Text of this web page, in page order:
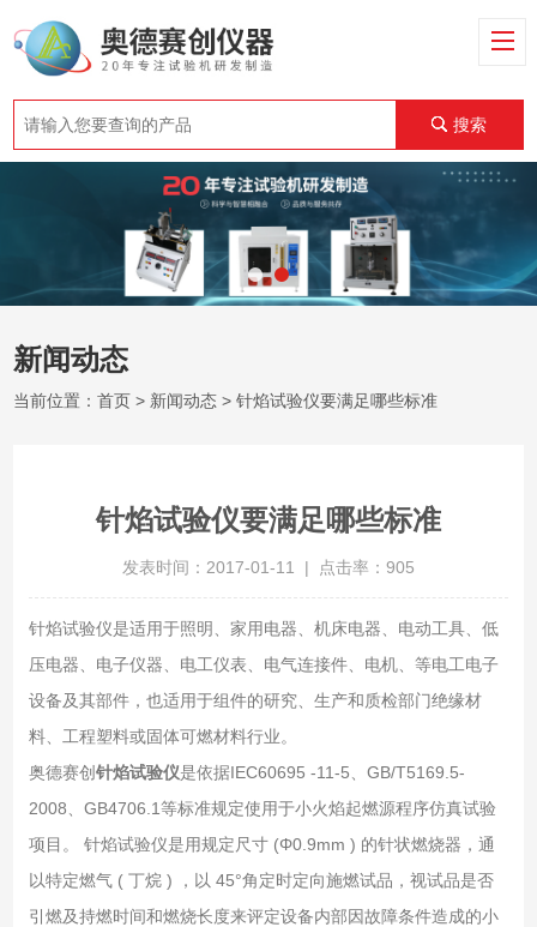
搜索
新闻动态
当前位置：首页 > 新闻动态 > 针焰试验仪要满足哪些标准
针焰试验仪要满足哪些标准
发表时间：2017-01-11 | 点击率：905
针焰试验仪是适用于照明、家用电器、机床电器、电动工具、低
压电器、电子仪器、电工仪表、电气连接件、电机、等电工电子
设备及其部件，也适用于组件的研究、生产和质检部门绝缘材
料、工程塑料或固体可燃材料行业。
奥德赛创针焰试验仪是依据IEC60695 -11-5、GB/T5169.5-
2008、GB4706.1等标准规定使用于小火焰起燃源程序仿真试验
项目。 针焰试验仪是用规定尺寸 (Φ0.9mm ) 的针状燃烧器，通
以特定燃气 ( 丁烷 ) ，以 45°角定时定向施燃试品，视试品是否
引燃及持燃时间和燃烧长度来评定设备内部因故障条件造成的小